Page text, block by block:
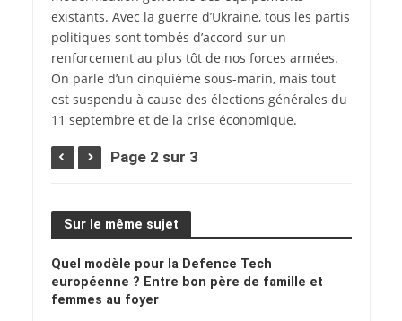
existants. Avec la guerre d’Ukraine, tous les partis
politiques sont tombés d’accord sur un
renforcement au plus tôt de nos forces armées.
On parle d’un cinquième sous-marin, mais tout
est suspendu à cause des élections générales du
11 septembre et de la crise économique.
Page 2 sur 3
Sur le même sujet
Quel modèle pour la Defence Tech
européenne ? Entre bon père de famille et
femmes au foyer